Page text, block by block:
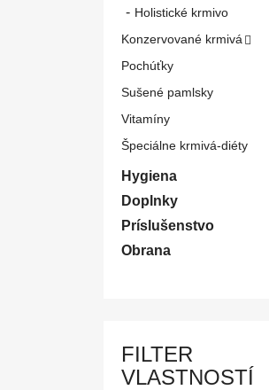
Holistické krmivo
Konzervované krmivá 
Pochúťky
Sušené pamlsky
Vitamíny
Špeciálne krmivá-diéty
Hygiena
Doplnky
Príslušenstvo
Obrana
FILTER
VLASTNOSTÍ